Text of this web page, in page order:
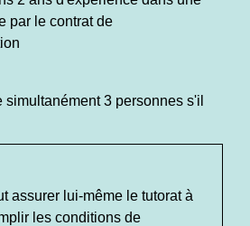
par le contrat de
simultanément 3 personnes s'il
assurer lui-même le tutorat à
les conditions de